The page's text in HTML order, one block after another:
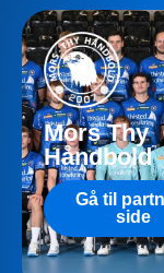
Mors Thy
Håndbold
Gå til
side